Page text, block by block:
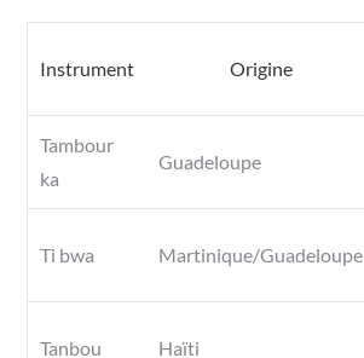
Instrument Origine
Tambour
ka
Guadeloupe
Ti bwa Martinique/Guadeloupe
Tanbou Haïti